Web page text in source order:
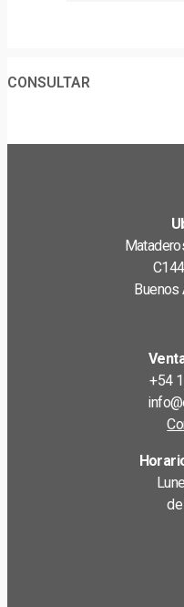
CONSULTAR
Buenos
+54